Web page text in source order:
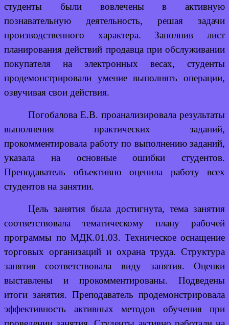
студенты были вовлечены в активную
познавательную деятельность, решая задачи
производственного характера. Заполнив лист
планирования действий продавца при обслуживании
покупателя на электронных весах, студенты
продемонстрировали умение выполнять операции,
озвучивая свои действия.
Погобалова Е.В. проанализировала результаты
выполнения практических заданий,
прокомментировала работу по выполнению заданий,
указала на основные ошибки студентов.
Преподаватель объективно оценила работу всех
студентов на занятии.
Цель занятия была достигнута, тема занятия
соответствовала тематическому плану рабочей
программы по МДК.01.03. Техническое оснащение
торговых организаций и охрана труда. Структура
занятия соответствовала виду занятия. Оценки
выставлены и прокомментированы. Подведены
итоги занятия. Преподаватель продемонстрировала
эффективность активных методов обучения при